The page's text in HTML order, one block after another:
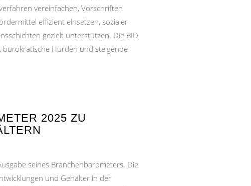
vereinfachen, Vorschriften
effizient einsetzen, sozialer
gezielt unterstützen. Die BID
bürokratische Hürden und steigende
2025 ZU
seines Branchenbarometers. Die
und Gehälter in der